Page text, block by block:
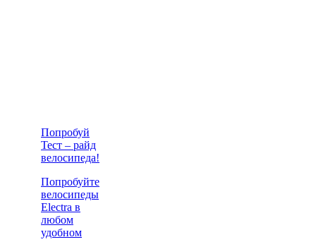
Попробуй
Тест – райд
велосипеда!
Попробуйте
велосипеды
Electra в
любом
удобном